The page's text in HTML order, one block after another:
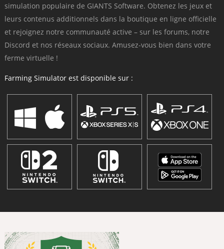
simulation populaire de GIANTS Software. Obtenez les jeux et
leurs contenus additionnels dans la boutique en ligne officielle
et rejoignez notre communauté active – sur les forums, notre
Discord et nos réseaux sociaux. Amusez-vous bien dans votre
ferme virtuelle !
Farming Simulator est disponible sur :